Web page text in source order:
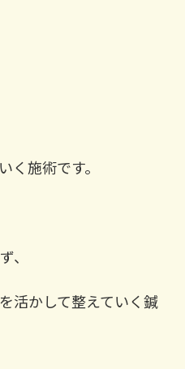
く施術です。
、
活かして整えていく鍼